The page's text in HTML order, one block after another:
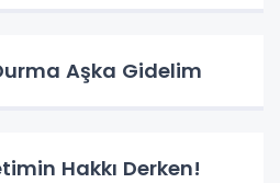
Aşka Gidelim
Hakkı Derken!